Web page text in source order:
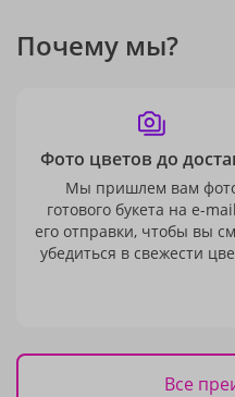
Почему мы?
Фото цветов до
Мы пришлем вам
готового букета на e-
его отправки, чтобы вы
убедиться в свежести
Все